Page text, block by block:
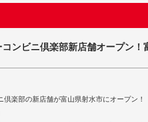
ンビニ倶楽部新店舗オープン！
倶楽部の新店舗が富山県射水市にオープン！